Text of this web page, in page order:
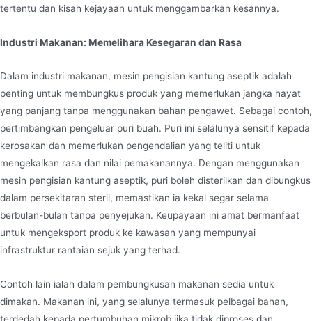
tertentu dan kisah kejayaan untuk menggambarkan kesannya.
Industri Makanan: Memelihara Kesegaran dan Rasa
Dalam industri makanan, mesin pengisian kantung aseptik adalah
penting untuk membungkus produk yang memerlukan jangka hayat
yang panjang tanpa menggunakan bahan pengawet. Sebagai contoh,
pertimbangkan pengeluar puri buah. Puri ini selalunya sensitif kepada
kerosakan dan memerlukan pengendalian yang teliti untuk
mengekalkan rasa dan nilai pemakanannya. Dengan menggunakan
mesin pengisian kantung aseptik, puri boleh disterilkan dan dibungkus
dalam persekitaran steril, memastikan ia kekal segar selama
berbulan-bulan tanpa penyejukan. Keupayaan ini amat bermanfaat
untuk mengeksport produk ke kawasan yang mempunyai
infrastruktur rantaian sejuk yang terhad.
Contoh lain ialah dalam pembungkusan makanan sedia untuk
dimakan. Makanan ini, yang selalunya termasuk pelbagai bahan,